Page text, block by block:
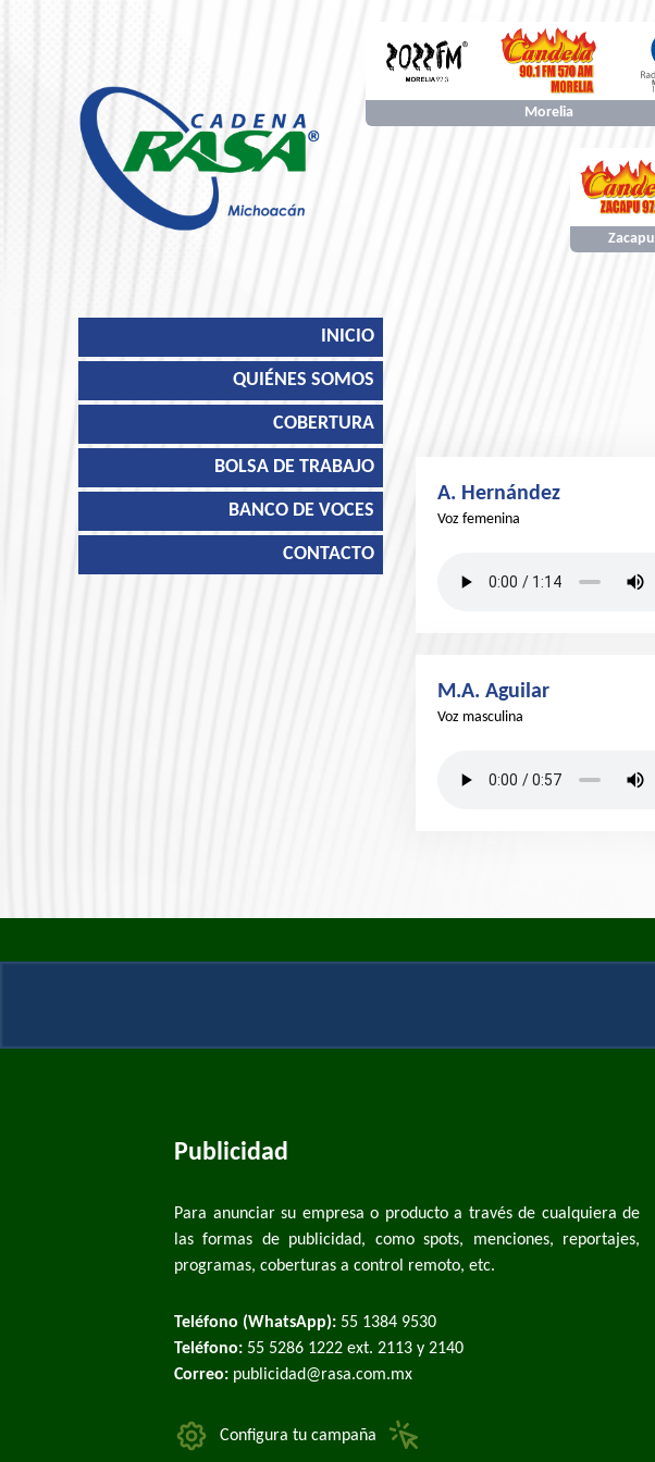
Morelia
Zacapu
INICIO
QUIÉNES SOMOS
COBERTURA
BOLSA DE TRABAJO
BANCO DE VOCES
CONTACTO
A. Hernández
Voz femenina
M.A. Aguilar
Voz masculina
Publicidad
Para anunciar su empresa o producto a través de cualquiera de
las formas de publicidad, como spots, menciones, reportajes,
programas, coberturas a control remoto, etc.
Teléfono (WhatsApp): 55 1384 9530
Teléfono: 55 5286 1222 ext. 2113 y 2140
Correo: publicidad@rasa.com.mx
Configura tu campaña